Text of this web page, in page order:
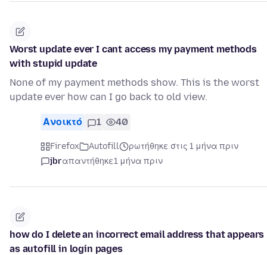
Worst update ever I cant access my payment methods
with stupid update
None of my payment methods show. This is the worst
update ever how can I go back to old view.
Ανοικτό 1 40
Firefox Autofill
ρωτήθηκε στις 1 μήνα πριν
jbrαπαντήθηκε1 μήνα πριν
how do I delete an incorrect email address that appears
as autofill in login pages